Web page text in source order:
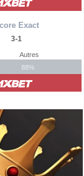
Exact
3-1
Autres
88%